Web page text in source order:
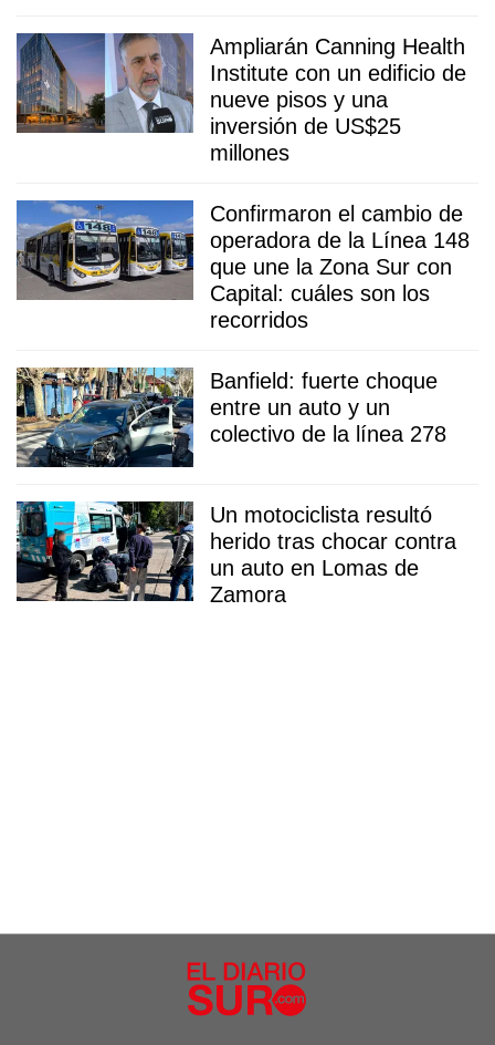
Ampliarán Canning Health
Institute con un edificio de
nueve pisos y una
inversión de US$25
millones
Confirmaron el cambio de
operadora de la Línea 148
que une la Zona Sur con
Capital: cuáles son los
recorridos
Banfield: fuerte choque
entre un auto y un
colectivo de la línea 278
Un motociclista resultó
herido tras chocar contra
un auto en Lomas de
Zamora